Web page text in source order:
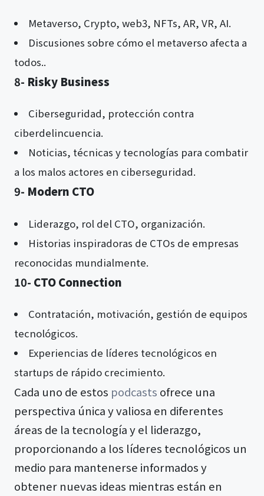
Metaverso, Crypto, web3, NFTs, AR, VR, AI.
Discusiones sobre cómo el metaverso afecta a
todos..
8- Risky Business
Ciberseguridad, protección contra
ciberdelincuencia.
Noticias, técnicas y tecnologías para combatir
a los malos actores en ciberseguridad.
9- Modern CTO
Liderazgo, rol del CTO, organización.
Historias inspiradoras de CTOs de empresas
reconocidas mundialmente.
10- CTO Connection
Contratación, motivación, gestión de equipos
tecnológicos.
Experiencias de líderes tecnológicos en
startups de rápido crecimiento.
Cada uno de estos podcasts ofrece una
perspectiva única y valiosa en diferentes
áreas de la tecnología y el liderazgo,
proporcionando a los líderes tecnológicos un
medio para mantenerse informados y
obtener nuevas ideas mientras están en